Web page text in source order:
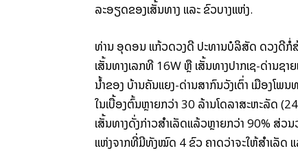
ລະອຽດ​ຂອງ​ເສັ້ນທາງ ແລະ ຂົວ​ບາງ​ແຫ່ງ.
ທ່ານ ອຸດອນ ແກ້ວ​ດວງ​ດີ ປະທານ​ບໍລິສັດ​ ດວງ​ດີ​ກໍ່
ເສັ້ນທາງ​ເລກ​ທີ 16W ຫຼື ເສັ້ນທາງປາກ​ເຊ-ດ່ານ​ຊ
ນ້ຳ​ຂອງ ບ້ານ​ຄັນ​ແຍງ-ດ່ານສາກົນ​ວັງ​ເຕົ່າ ເມືອງ​ໂ
ໃນ​ເບື້ອງ​ຕົ້ນຫຼາຍ​ກວ່າ 30 ລ້ານ​ໂດ​ລາ​ສະຫະລັດ
ເສັ້ນທາງ​ດັ່ງກ່າວ​ສຳເລັດແລ້ວ​ຫຼາຍ​ກວ່າ 90% ສ່ວ
ແຫ່ງ​ຈາກ​ທີ່​ມີ​ທັງ​ໝົດ 4 ຂົວ ຄາດ​ວ່າ​ຈະ​ໃຫ້​ສຳເລັດ ແ